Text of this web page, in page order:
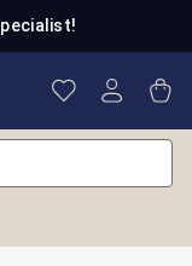
Je hebt 0